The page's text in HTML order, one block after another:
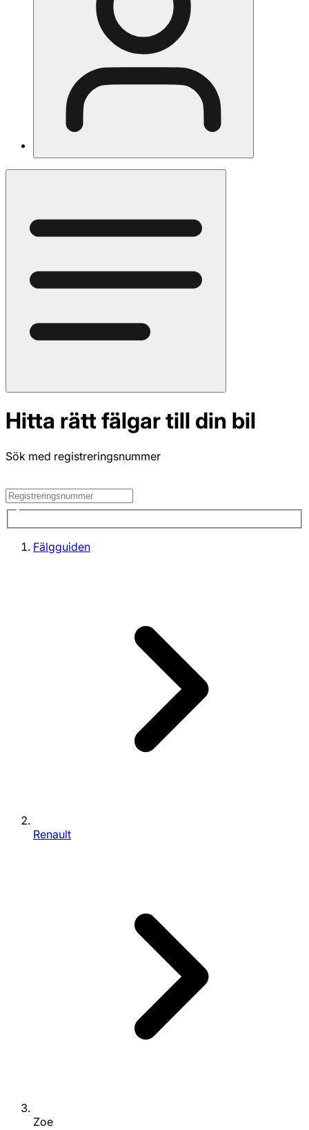
Hitta rätt fälgar till din bil
Sök med registreringsnummer
Fälgguiden
Renault
Zoe